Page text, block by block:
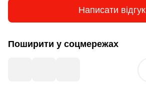
Написати відгук
Поширити у соцмережах